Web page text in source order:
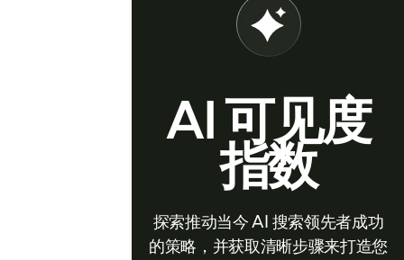
AI 可见度
指数
探索推动当今 AI 搜索领先者成功
的策略，并获取清晰步骤来打造您